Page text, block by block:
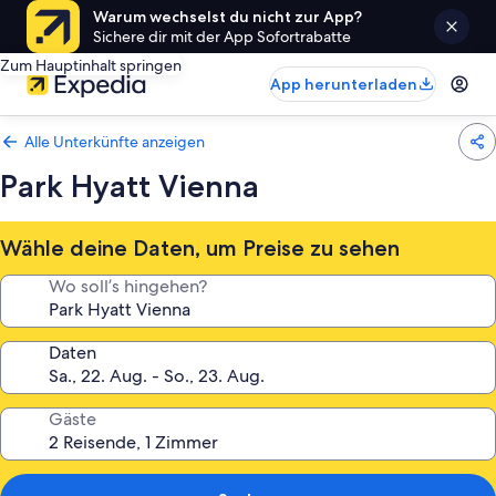
Warum wechselst du nicht zur App?
Sichere dir mit der App Sofortrabatte
Zum Hauptinhalt springen
App herunterladen
Alle Unterkünfte anzeigen
Park Hyatt Vienna
Wähle deine Daten, um Preise zu sehen
Wo soll’s hingehen?
Daten
Gäste